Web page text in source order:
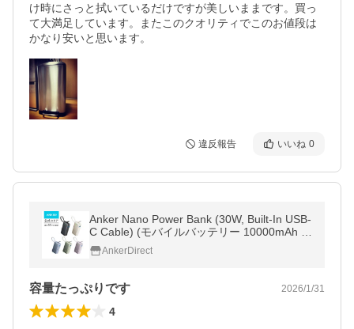
け時にさっと拭いているだけですが美しいままです。買っ
て大満足しています。またこのクオリティでこのお値段は
かなり安いと思います。
違反報告 いいね 0
Anker Nano Power Bank (30W, Built-In USB-
C Cable) (モバイルバッテリー 10000mAh 3
0W出力 大容量 LEDディスプレイ搭載
AnkerDirect
容量たっぷりです 2026/1/31
4